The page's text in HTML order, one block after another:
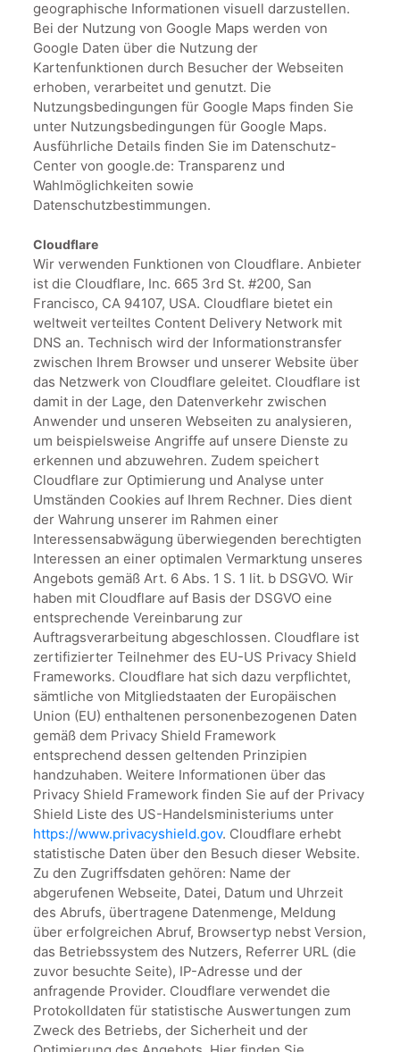
geographische Informationen visuell darzustellen.
Bei der Nutzung von Google Maps werden von
Google Daten über die Nutzung der
Kartenfunktionen durch Besucher der Webseiten
erhoben, verarbeitet und genutzt. Die
Nutzungsbedingungen für Google Maps finden Sie
unter Nutzungsbedingungen für Google Maps.
Ausführliche Details finden Sie im Datenschutz-
Center von google.de: Transparenz und
Wahlmöglichkeiten sowie
Datenschutzbestimmungen.
Cloudflare
Wir verwenden Funktionen von Cloudflare. Anbieter
ist die Cloudflare, Inc. 665 3rd St. #200, San
Francisco, CA 94107, USA. Cloudflare bietet ein
weltweit verteiltes Content Delivery Network mit
DNS an. Technisch wird der Informationstransfer
zwischen Ihrem Browser und unserer Website über
das Netzwerk von Cloudflare geleitet. Cloudflare ist
damit in der Lage, den Datenverkehr zwischen
Anwender und unseren Webseiten zu analysieren,
um beispielsweise Angriffe auf unsere Dienste zu
erkennen und abzuwehren. Zudem speichert
Cloudflare zur Optimierung und Analyse unter
Umständen Cookies auf Ihrem Rechner. Dies dient
der Wahrung unserer im Rahmen einer
Interessensabwägung überwiegenden berechtigten
Interessen an einer optimalen Vermarktung unseres
Angebots gemäß Art. 6 Abs. 1 S. 1 lit. b DSGVO. Wir
haben mit Cloudflare auf Basis der DSGVO eine
entsprechende Vereinbarung zur
Auftragsverarbeitung abgeschlossen. Cloudflare ist
zertifizierter Teilnehmer des EU-US Privacy Shield
Frameworks. Cloudflare hat sich dazu verpflichtet,
sämtliche von Mitgliedstaaten der Europäischen
Union (EU) enthaltenen personenbezogenen Daten
gemäß dem Privacy Shield Framework
entsprechend dessen geltenden Prinzipien
handzuhaben. Weitere Informationen über das
Privacy Shield Framework finden Sie auf der Privacy
Shield Liste des US-Handelsministeriums unter
https://www.privacyshield.gov. Cloudflare erhebt
statistische Daten über den Besuch dieser Website.
Zu den Zugriffsdaten gehören: Name der
abgerufenen Webseite, Datei, Datum und Uhrzeit
des Abrufs, übertragene Datenmenge, Meldung
über erfolgreichen Abruf, Browsertyp nebst Version,
das Betriebssystem des Nutzers, Referrer URL (die
zuvor besuchte Seite), IP-Adresse und der
anfragende Provider. Cloudflare verwendet die
Protokolldaten für statistische Auswertungen zum
Zweck des Betriebs, der Sicherheit und der